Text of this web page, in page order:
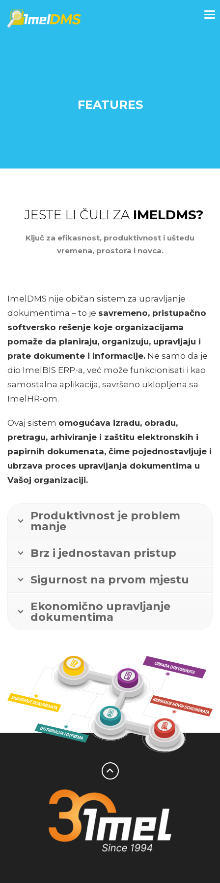
FEATURES
JESTE LI ČULI ZA IMELDMS?
Ključ za efikasnost, produktivnost i uštedu
vremena, prostora i novca.
ImelDMS nije običan sistem za upravljanje
dokumentima – to je savremeno, pristupačno
softversko rešenje koje organizacijama
pomaže da planiraju, organizuju, upravljaju i
prate dokumente i informacije. Ne samo da je
dio ImelBIS ERP-a, već može funkcionisati i kao
samostalna aplikacija, savršeno uklopljena sa
ImelHR-om.
Ovaj sistem omogućava izradu, obradu,
pretragu, arhiviranje i zaštitu elektronskih i
papirnih dokumenata, čime pojednostavljuje i
ubrzava proces upravljanja dokumentima u
Vašoj organizaciji.
Produktivnost je problem
manje
Brz i jednostavan pristup
Sigurnost na prvom mjestu
Ekonomično upravljanje
dokumentima